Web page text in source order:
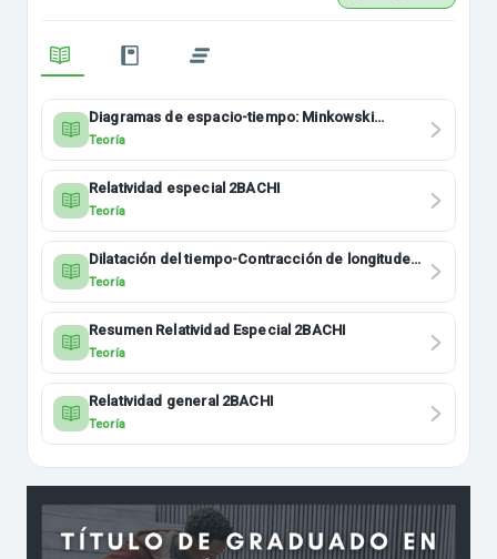
Diagramas de espacio-tiempo: Minkowski
2BACHI
Teoría
Relatividad especial 2BACHI
Teoría
Dilatación del tiempo-Contracción de longitudes
2BACHI
Teoría
Resumen Relatividad Especial 2BACHI
Teoría
Relatividad general 2BACHI
Teoría